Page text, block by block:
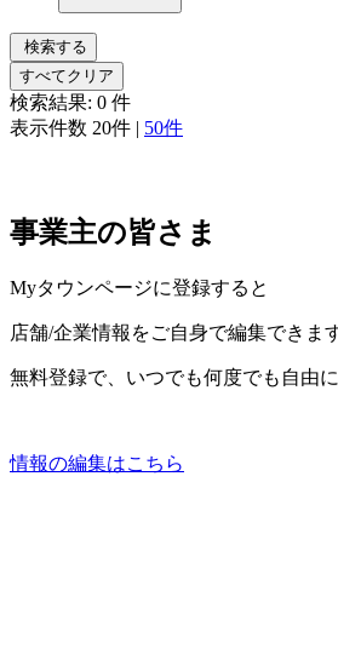
検索する
すべてクリア
検索結果: 0 件
表示件数 20件 | 50件
事業主の皆さま
Myタウンページに登録すると
店舗/企業情報をご自身で編集できま
無料登録で、いつでも何度でも自由
情報の編集はこちら